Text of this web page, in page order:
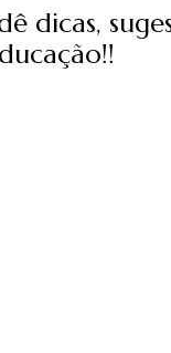
dicas,